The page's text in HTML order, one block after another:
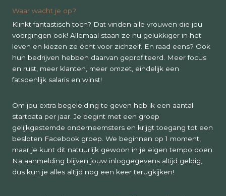
Waar wacht je op?
Klinkt fantastisch toch? Dat vinden alle vrouwen die jou
voorgingen ook! Allemaal staan ze nu gelukkiger in het
leven en kiezen ze écht voor zichzelf. En raad eens? Ook
hun bedrijven hebben daarvan geprofiteerd. Meer focus
en rust, meer klanten, meer omzet, eindelijk een
fatsoenlijk salaris en winst!
Om jou extra begeleiding te geven heb ik een aantal
startdata per jaar. Je begint met een groep
gelijkgestemde onderneemsters en krijgt toegang tot een
besloten Facebook groep. We beginnen op 1 moment,
maar je kunt dit natuurlijk gewoon in je eigen tempo doen.
Na aanmelding blijven jouw inloggegevens altijd geldig,
dus kun je alles altijd nog een keer terugkijken!